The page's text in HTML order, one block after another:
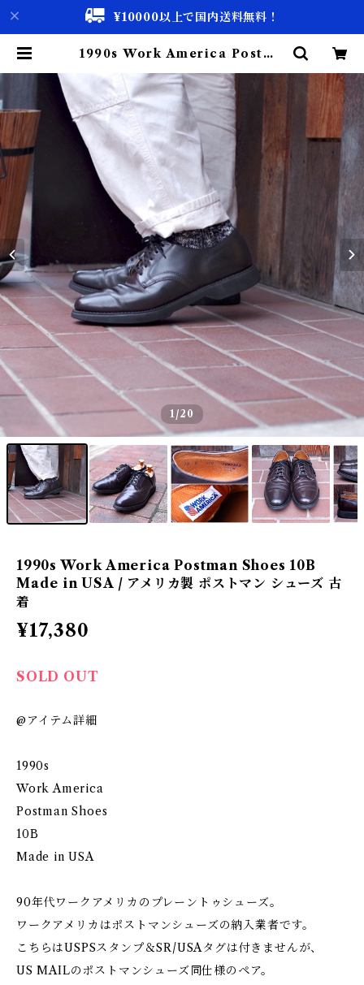
¥10000以上で国内送料無料！
1990s Work America Postma
メリカ製 ポストマン シューズ 古着
| 古着屋 仙台 biscco【古着 & Vi
ntage 通販】
1/20
1990s Work America Postman Shoes 10B
Made in USA / アメリカ製 ポストマン シューズ 古
着
¥17,380
SOLD OUT
@アイテム詳細
1990s
Work America
Postman Shoes
10B
Made in USA
90年代ワークアメリカのプレーントゥシューズ。
ワークアメリカはポストマンシューズの納入業者です。
こちらはUSPSスタンプ＆SR/USAタグは付きませんが、
US MAILのポストマンシューズ同仕様のペア。